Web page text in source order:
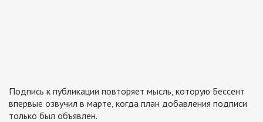
Подпись к публикации повторяет мысль, которую Бессент
впервые озвучил в марте, когда план добавления подписи
только был объявлен.